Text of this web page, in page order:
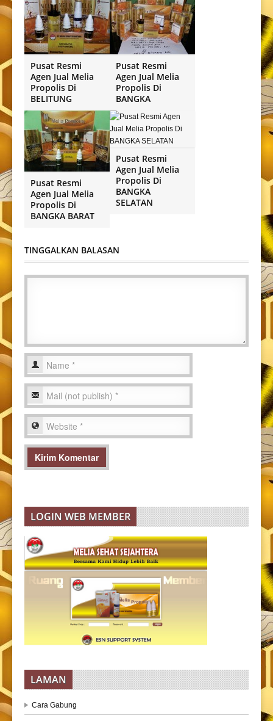
Pusat Resmi
Agen Jual Melia
Propolis Di
BELITUNG
Pusat Resmi
Agen Jual Melia
Propolis Di
BANGKA
Pusat Resmi
Agen Jual Melia
Propolis Di
BANGKA BARAT
Pusat Resmi
Agen Jual Melia
Propolis Di
BANGKA
SELATAN
TINGGALKAN BALASAN
LOGIN WEB MEMBER
LAMAN
Cara Gabung